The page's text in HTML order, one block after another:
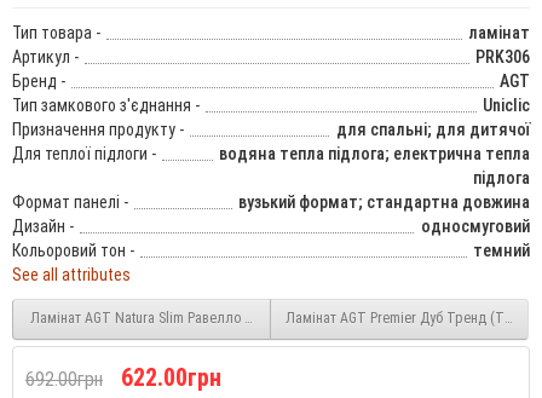
Тип товара -
ламінат
Артикул -
PRK306
Бренд -
AGT
Тип замкового з'єднання -
Uniclic
Призначення продукту -
для спальні; для дитячої
Для теплої підлоги -
водяна тепла підлога; електрична тепла
підлога
Формат панелі -
вузький формат; стандартна довжина
Дизайн -
односмуговий
Кольоровий тон -
темний
See all attributes
Ламінат AGT Natura Slim Равелло Слім (Ravello PRK305) 8 мм 32 клас
Ламінат AGT Premier Дуб Тренд (Trend
692.00грн 622.00грн